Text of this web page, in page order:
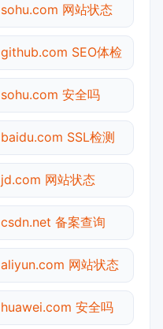
sohu.com 网站状态
github.com SEO体检
sohu.com 安全吗
baidu.com SSL检测
jd.com 网站状态
csdn.net 备案查询
aliyun.com 网站状态
huawei.com 安全吗